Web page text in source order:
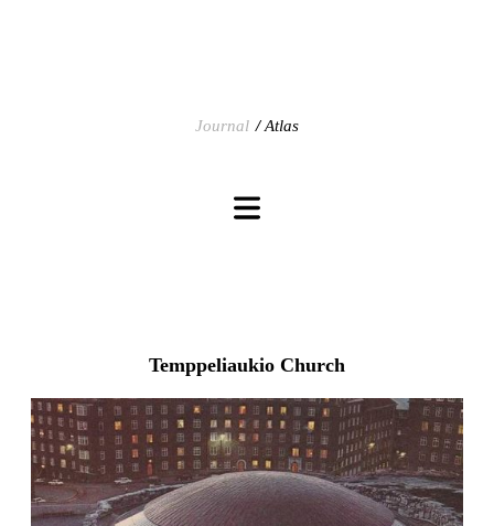
Journal Atlas
Temppeliaukio Church